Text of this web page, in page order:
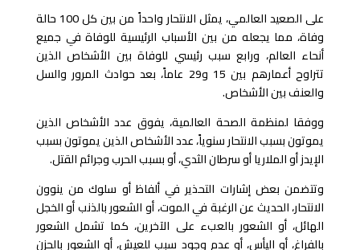
على الصعيد العالمي، يمثل الانتحار واحداً من بين كل 100 حالة
وفاة، مما يجعله من بين الأسباب الرئيسية للوفاة في جميع
أنحاء العالم، ورابع سبب رئيسي للوفاة بين الأشخاص الذين
تتراوح أعمارهم بين 15 و29 عاماً، بعد حوادث المرور والسل
والعنف بين الأشخاص.
ووفقا لمنظمة الصحة العالمية، يفوق عدد الأشخاص الذين
يموتون بسبب الانتحار سنوياً، عدد الأشخاص الذين يموتون بسبب
الإيدز أو الملاريا أو سرطان الثدي، أو بسبب الحرب وجرائم القتل.
وتتضمن بعض إشارات التحذير في ألفاظ أو سلوك من ينوون
الانتحار، الحديث عن الرغبة في الموت، أو الشعور بالذنب أو الخجل
الهائل، أو الشعور بالعبء على الآخرين، كما تشمل الشعور
بالفراغ، أو اليأس، أو عدم وجود سبب للعيش، أو الشعور بالحزن